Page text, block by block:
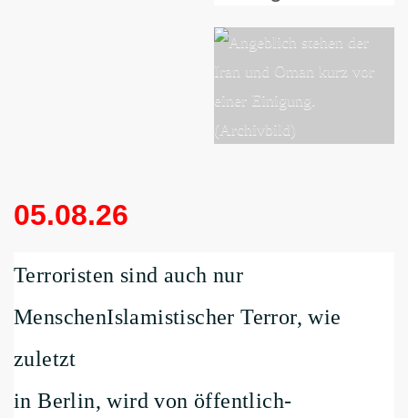
05.08.26
Terroristen sind auch nur
MenschenIslamistischer Terror, wie
zuletzt
in Berlin, wird von öffentlich-